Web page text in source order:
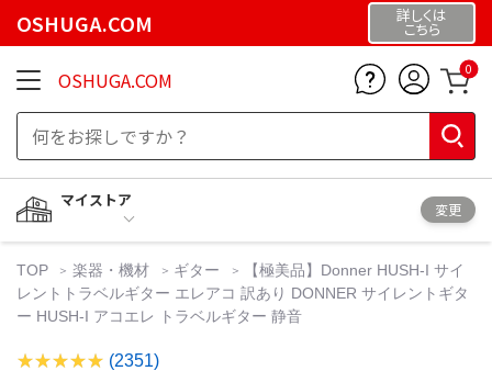
OSHUGA.COM 詳しくは
こちら
OSHUGA.COM 0
マイストア
変更
TOP 楽器・機材 ギター
【極美品】Donner HUSH-I サイ
レントトラベルギター エレアコ 訳あり DONNER サイレントギタ
ー HUSH-I アコエレ トラベルギター 静音
(2351)